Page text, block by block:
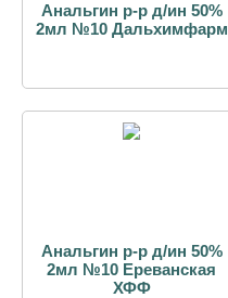
Анальгин р-р д/ин 50%
2мл №10 Дальхимфарм
Анальгин р-р д/ин 50%
2мл №10 Ереванская
ХФФ